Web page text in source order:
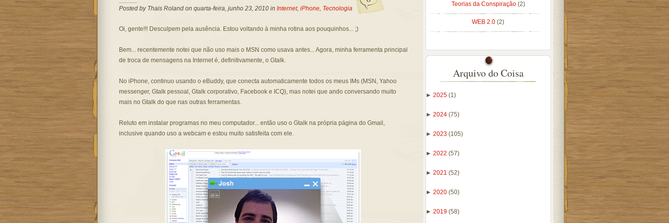
Posted by Thais Rolandon quarta-feira, junho 23, 2010 in Internet, iPhone, Tecnologia
Oi, gente!!! Desculpem pela ausência. Estou voltando à minha rotina aos pouquinhos... ;)
Bem... recentemente notei que não uso mais o MSN como usava antes... Agora, minha ferramenta principal
de troca de mensagens na Internet é, definitivamente, o Gtalk.
No iPhone, continuo usando o eBuddy, que conecta automaticamente todos os meus IMs (MSN, Yahoo
messenger, Gtalk pessoal, Gtalk corporativo, Facebook e ICQ), mas notei que ando conversando muito
mais no Gtalk do que nas outras ferramentas.
Reluto em instalar programas no meu computador... então uso o Gtalk na própria página do Gmail,
inclusive quando uso a webcam e estou muito satisfeita com ele.
Teorias da Conspiração (2)
WEB 2.0 (2)
Arquivo do Coisa
► 2025 (1)
► 2024 (75)
► 2023 (105)
► 2022 (57)
► 2021 (52)
► 2020 (50)
► 2019 (58)